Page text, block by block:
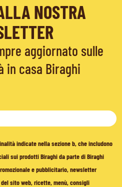
NOSTRA
aggiornato sulle
in casa Biraghi
indicate nella sezione b, che includono
sui prodotti Biraghi da parte di Biraghi
e pubblicitario, newsletter
sito web, ricette, menù, consigli